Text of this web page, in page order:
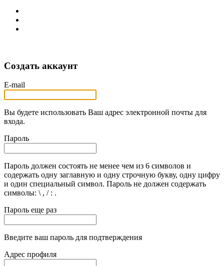
Создать аккаунт
E-mail
Вы будете использовать Ваш адрес электронной почты для
входа.
Пароль
Пароль должен состоять не менее чем из 6 символов и
содержать одну заглавную и одну строчную букву, одну цифру
и один специальный символ. Пароль не должен содержать
символы: \ , / : .
Пароль еще раз
Введите ваш пароль для подтверждения
Адрес профиля